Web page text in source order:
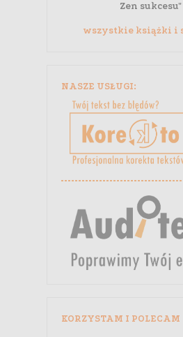
Zen sukcesu"
wszystkie książki i
NASZE USŁUGI:
KORZYSTAM I POLECAM